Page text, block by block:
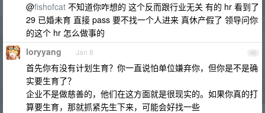
@fishofcat 不知道你咋想的 这个反而跟行业无关 有的 hr 看到了
29 已婚未育 直接 pass 要不找一个人进来 真休产假了 领导问你
的这个 hr 怎么做事的
46
loryyang Jan 8
首先你有没有计划生育？你一直说怕单位嫌弃你，但你是不是确
实要生育了？
企业不是做慈善的，他们在这方面就是很现实的。如果你真的打
算要生育，那就抓紧先生下来，可能会好找一些